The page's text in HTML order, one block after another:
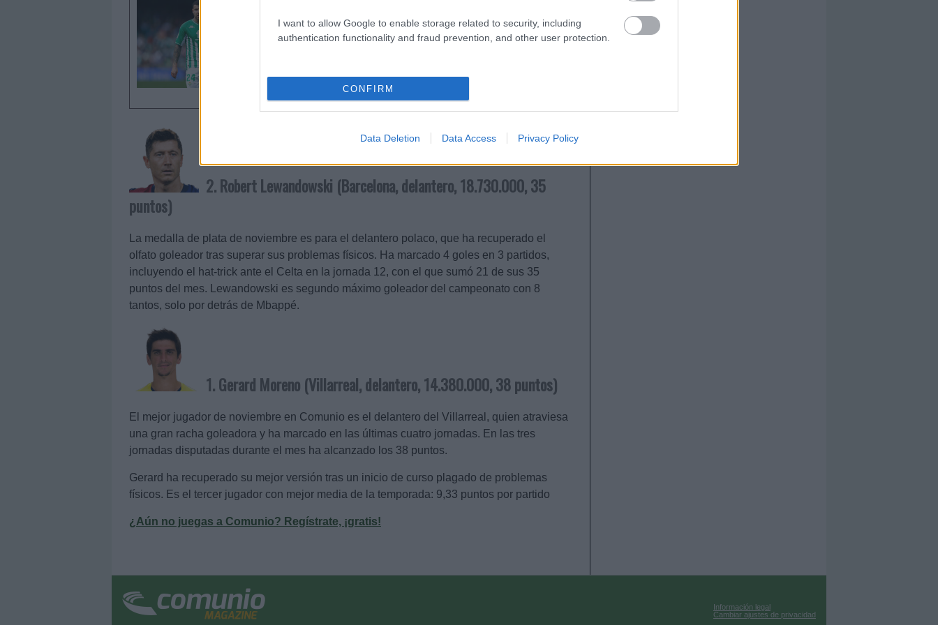
I want to allow Google to enable storage related to security, including
authentication functionality and fraud prevention, and other user protection.
CONFIRM
Data Deletion Data Access Privacy Policy
con un jugador barato, te presentamos cinco opciones 'low
cost' por menos de 1 millón de euros.
2. Robert Lewandowski (Barcelona, delantero, 18.730.000, 35
puntos)
La medalla de plata de noviembre es para el delantero polaco, que ha recuperado el
olfato goleador tras superar sus problemas físicos. Ha marcado 4 goles en 3 partidos,
incluyendo el hat-trick ante el Celta en la jornada 12, con el que sumó 21 de sus 35
puntos del mes. Lewandowski es segundo máximo goleador del campeonato con 8
tantos, solo por detrás de Mbappé.
1. Gerard Moreno (Villarreal, delantero, 14.380.000, 38 puntos)
El mejor jugador de noviembre en Comunio es el delantero del Villarreal, quien atraviesa
una gran racha goleadora y ha marcado en las últimas cuatro jornadas. En las tres
jornadas disputadas durante el mes ha alcanzado los 38 puntos.
Gerard ha recuperado su mejor versión tras un inicio de curso plagado de problemas
físicos. Es el tercer jugador con mejor media de la temporada: 9,33 puntos por partido
¿Aún no juegas a Comunio? Regístrate, ¡gratis!
Información legal
Cambiar ajustes de privacidad